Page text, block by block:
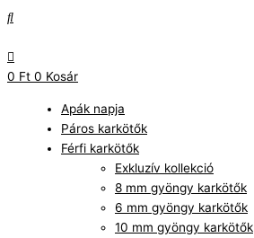
to
0 Ft 0 Kosár
Apák napja
Páros karkötők
Férfi karkötők
Exkluzív kollekció
8 mm gyöngy karkötők
6 mm gyöngy karkötők
10 mm gyöngy karkötők
feliratos
mennyiség